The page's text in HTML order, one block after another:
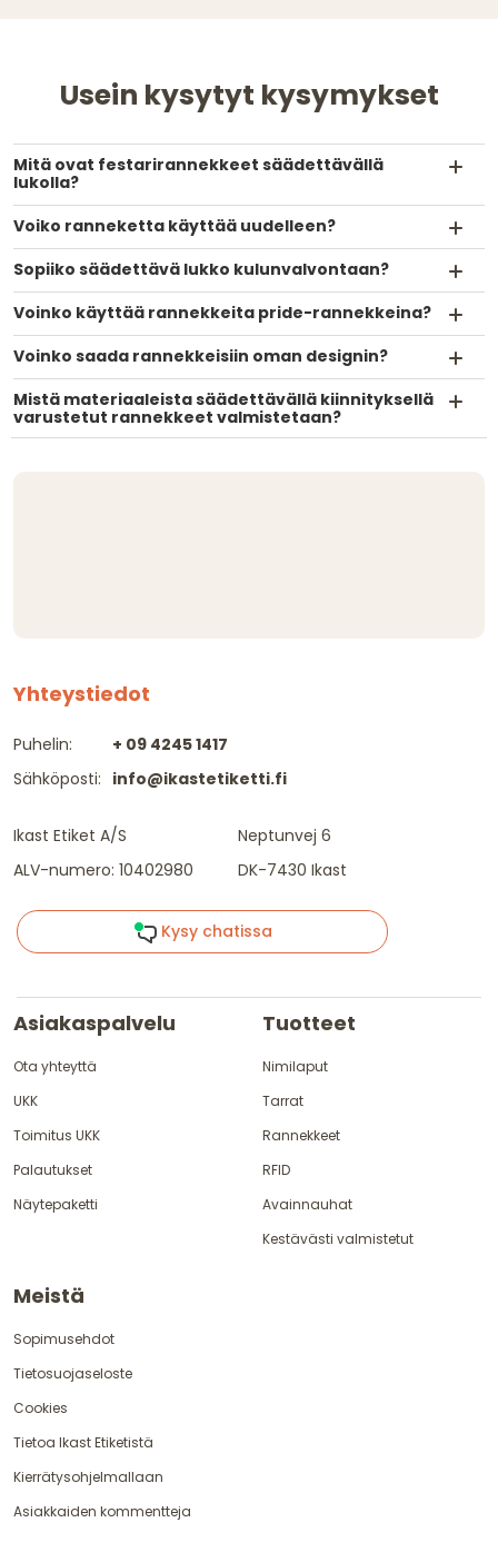
Usein kysytyt kysymykset
Mitä ovat festarirannekkeet säädettävällä
lukolla?
Voiko ranneketta käyttää uudelleen?
Sopiiko säädettävä lukko kulunvalvontaan?
Voinko käyttää rannekkeita pride-rannekkeina?
Voinko saada rannekkeisiin oman designin?
Mistä materiaaleista säädettävällä kiinnityksellä
varustetut rannekkeet valmistetaan?
Yhteystiedot
Puhelin:
Sähköposti:
+ 09 4245 1417
info@ikastetiketti.fi
Ikast Etiket A/S
ALV-numero: 10402980
Neptunvej 6
DK-7430 Ikast
Kysy chatissa
Asiakaspalvelu
Ota yhteyttä
UKK
Toimitus UKK
Palautukset
Näytepaketti
Tuotteet
Nimilaput
Tarrat
Rannekkeet
RFID
Avainnauhat
Kestävästi valmistetut
Meistä
Sopimusehdot
Tietosuojaseloste
Cookies
Tietoa Ikast Etiketistä
Kierrätysohjelmallaan
Asiakkaiden kommentteja